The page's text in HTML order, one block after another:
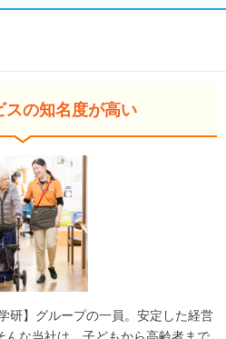
スの知名度が高い
研】グループの一員。安定した経営